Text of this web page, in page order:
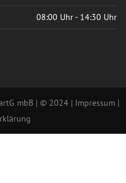
08:00 Uhr - 14:30 Uhr
mbB | © 2024 | Impressum |